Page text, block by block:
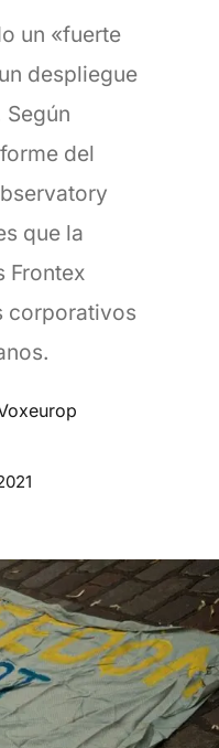
un «fuerte
despliegue
del
que la
Frontex
corporativos